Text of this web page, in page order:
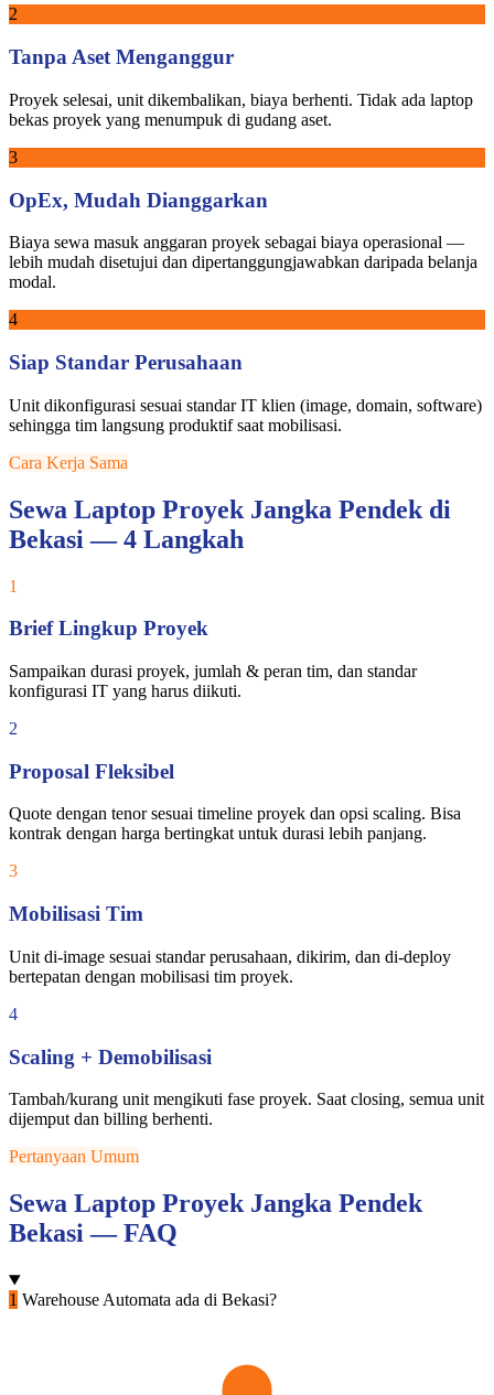
2
Tanpa Aset Menganggur
Proyek selesai, unit dikembalikan, biaya berhenti. Tidak ada laptop
bekas proyek yang menumpuk di gudang aset.
3
OpEx, Mudah Dianggarkan
Biaya sewa masuk anggaran proyek sebagai biaya operasional —
lebih mudah disetujui dan dipertanggungjawabkan daripada belanja
modal.
4
Siap Standar Perusahaan
Unit dikonfigurasi sesuai standar IT klien (image, domain, software)
sehingga tim langsung produktif saat mobilisasi.
Cara Kerja Sama
Sewa Laptop Proyek Jangka Pendek di
Bekasi — 4 Langkah
1
Brief Lingkup Proyek
Sampaikan durasi proyek, jumlah & peran tim, dan standar
konfigurasi IT yang harus diikuti.
2
Proposal Fleksibel
Quote dengan tenor sesuai timeline proyek dan opsi scaling. Bisa
kontrak dengan harga bertingkat untuk durasi lebih panjang.
3
Mobilisasi Tim
Unit di-image sesuai standar perusahaan, dikirim, dan di-deploy
bertepatan dengan mobilisasi tim proyek.
4
Scaling + Demobilisasi
Tambah/kurang unit mengikuti fase proyek. Saat closing, semua unit
dijemput dan billing berhenti.
Pertanyaan Umum
Sewa Laptop Proyek Jangka Pendek
Bekasi — FAQ
1 Warehouse Automata ada di Bekasi?